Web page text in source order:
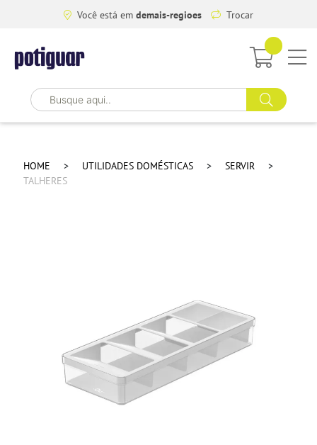
Você está em demais-regioes Trocar
HOME UTILIDADES DOMÉSTICAS
SERVIR
TALHERES